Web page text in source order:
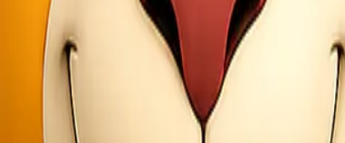
kebutuhan klien. Pelanggan dapat memilih jenis
Dengan jaringan distribusi yang luas, barang
Tidak ada biaya tersembunyi, sehingga pelanggan bisa